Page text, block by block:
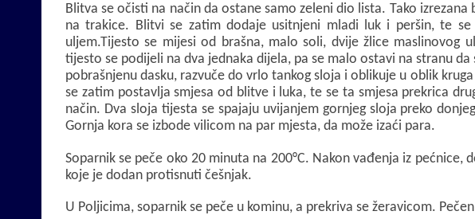
Blitva se očisti na način da ostane samo zeleni dio lista. Tako
na trakice. Blitvi se zatim dodaje usitnjeni mladi luk i peršin, te
uljem.Tijesto se mijesi od brašna, malo soli, dvije žlice maslinovog
tijesto se podijeli na dva jednaka dijela, pa se malo ostavi na stranu
pobrašnjenu dasku, razvuče do vrlo tankog sloja i oblikuje u oblik
se zatim postavlja smjesa od blitve i luka, te se ta smjesa prekrica
način. Dva sloja tijesta se spajaju uvijanjem gornjeg sloja preko
Gornja kora se izbode vilicom na par mjesta, da može izaći para.
Soparnik se peče oko 20 minuta na 200°C. Nakon vađenja iz pećnice,
koje je dodan protisnuti češnjak.
U Poljicima, soparnik se peče u kominu, a prekriva se žeravicom.